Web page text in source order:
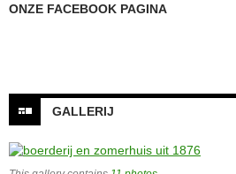
ONZE FACEBOOK PAGINA
GALLERIJ